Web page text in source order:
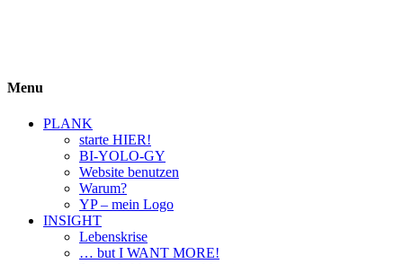
Menu
PLANK
starte HIER!
BI-YOLO-GY
Website benutzen
Warum?
YP – mein Logo
INSIGHT
Lebenskrise
… but I WANT MORE!